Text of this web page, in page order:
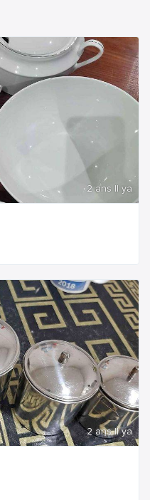
2 ans Il ya
2 ans Il ya